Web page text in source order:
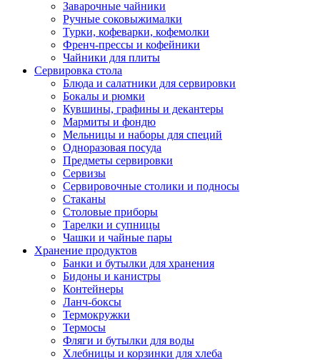
Заварочные чайники
Ручные соковыжималки
Турки, кофеварки, кофемолки
Френч-прессы и кофейники
Чайники для плиты
Сервировка стола
Блюда и салатники для сервировки
Бокалы и рюмки
Кувшины, графины и декантеры
Мармиты и фондю
Мельницы и наборы для специй
Одноразовая посуда
Предметы сервировки
Сервизы
Сервировочные столики и подносы
Стаканы
Столовые приборы
Тарелки и супницы
Чашки и чайные пары
Хранение продуктов
Банки и бутылки для хранения
Бидоны и канистры
Контейнеры
Ланч-боксы
Термокружки
Термосы
Фляги и бутылки для воды
Хлебницы и корзинки для хлеба